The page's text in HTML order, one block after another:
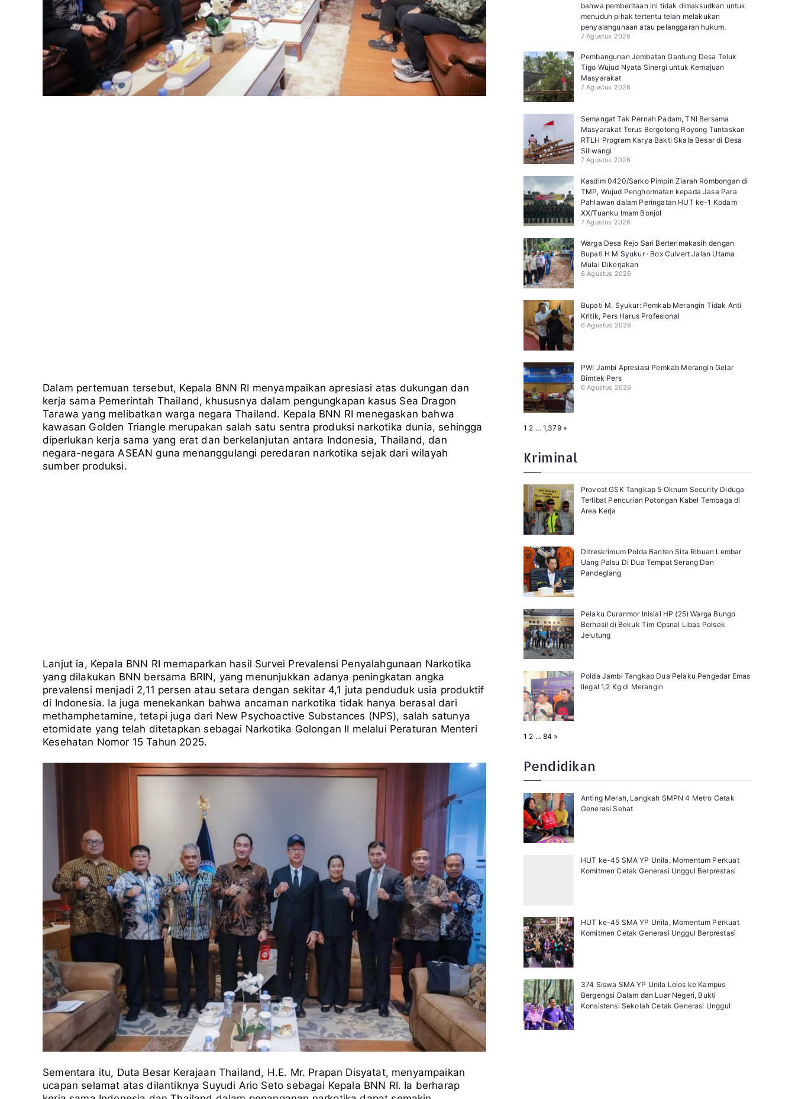
Dalam pertemuan tersebut, Kepala BNN RI menyampaikan apresiasi atas dukungan dan
kerja sama Pemerintah Thailand, khususnya dalam pengungkapan kasus Sea Dragon
Tarawa yang melibatkan warga negara Thailand. Kepala BNN RI menegaskan bahwa
kawasan Golden Triangle merupakan salah satu sentra produksi narkotika dunia, sehingga
diperlukan kerja sama yang erat dan berkelanjutan antara Indonesia, Thailand, dan
negara-negara ASEAN guna menanggulangi peredaran narkotika sejak dari wilayah
sumber produksi.
Lanjut ia, Kepala BNN RI memaparkan hasil Survei Prevalensi Penyalahgunaan Narkotika
yang dilakukan BNN bersama BRIN, yang menunjukkan adanya peningkatan angka
prevalensi menjadi 2,11 persen atau setara dengan sekitar 4,1 juta penduduk usia produktif
di Indonesia. Ia juga menekankan bahwa ancaman narkotika tidak hanya berasal dari
methamphetamine, tetapi juga dari New Psychoactive Substances (NPS), salah satunya
etomidate yang telah ditetapkan sebagai Narkotika Golongan II melalui Peraturan Menteri
Kesehatan Nomor 15 Tahun 2025.
Sementara itu, Duta Besar Kerajaan Thailand, H.E. Mr. Prapan Disyatat, menyampaikan
ucapan selamat atas dilantiknya Suyudi Ario Seto sebagai Kepala BNN RI. Ia berharap
bahwa pemberitaan ini tidak dimaksudkan untuk
menuduh pihak tertentu telah melakukan
penyalahgunaan atau pelanggaran hukum.
7 Agustus 2026
Pembangunan Jembatan Gantung Desa Teluk
Tigo Wujud Nyata Sinergi untuk Kemajuan
Masyarakat
7 Agustus 2026
Semangat Tak Pernah Padam, TNI Bersama
Masyarakat Terus Bergotong Royong Tuntaskan
RTLH Program Karya Bakti Skala Besar di Desa
Siliwangi
7 Agustus 2026
Kasdim 0420/Sarko Pimpin Ziarah Rombongan di
TMP, Wujud Penghormatan kepada Jasa Para
Pahlawan dalam Peringatan HUT ke-1 Kodam
XX/Tuanku Imam Bonjol
7 Agustus 2026
Warga Desa Rejo Sari Berterimakasih dengan
Bupati H M Syukur · Box Culvert Jalan Utama
Mulai Dikerjakan
6 Agustus 2026
Bupati M. Syukur: Pemkab Merangin Tidak Anti
Kritik, Pers Harus Profesional
6 Agustus 2026
PWI Jambi Apresiasi Pemkab Merangin Gelar
Bimtek Pers
6 Agustus 2026
P
:
1 2 … 1,379 N
»
Kriminal
Provost GSK Tangkap 5 Oknum Security Diduga
Terlibat Pencurian Potongan Kabel Tembaga di
Area Kerja
Ditreskrimum Polda Banten Sita Ribuan Lembar
Uang Palsu Di Dua Tempat Serang Dan
Pandeglang
Pelaku Curanmor Inisial HP (25) Warga Bungo
Berhasil di Bekuk Tim Opsnal Libas Polsek
Jelutung
Polda Jambi Tangkap Dua Pelaku Pengedar Emas
Ilegal 1,2 Kg di Merangin
P
:
1 2 … 84 N
»
Pendidikan
Anting Merah, Langkah SMPN 4 Metro Cetak
Generasi Sehat
HUT ke-45 SMA YP Unila, Momentum Perkuat
Komitmen Cetak Generasi Unggul Berprestasi
HUT ke-45 SMA YP Unila, Momentum Perkuat
Komitmen Cetak Generasi Unggul Berprestasi
374 Siswa SMA YP Unila Lolos ke Kampus
Bergengsi Dalam dan Luar Negeri, Bukti
Konsistensi Sekolah Cetak Generasi Unggul